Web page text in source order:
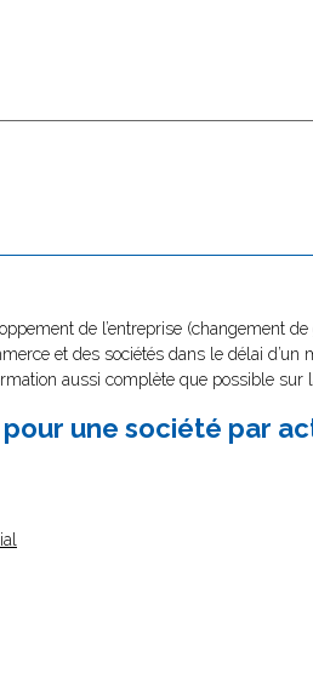
de l’entreprise (changement
et des sociétés dans le délai d’un
aussi complète que possible sur
une société par